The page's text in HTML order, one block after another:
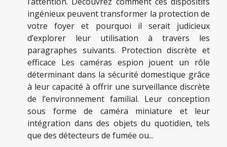
ingénieux peuvent transformer la protection de
votre foyer et pourquoi il serait judicieux
d’explorer leur utilisation à travers les
paragraphes suivants. Protection discrète et
efficace Les caméras espion jouent un rôle
déterminant dans la sécurité domestique grâce
à leur capacité à offrir une surveillance discrète
de l’environnement familial. Leur conception
sous forme de caméra miniature et leur
intégration dans des objets du quotidien, tels
que des détecteurs de fumée ou...